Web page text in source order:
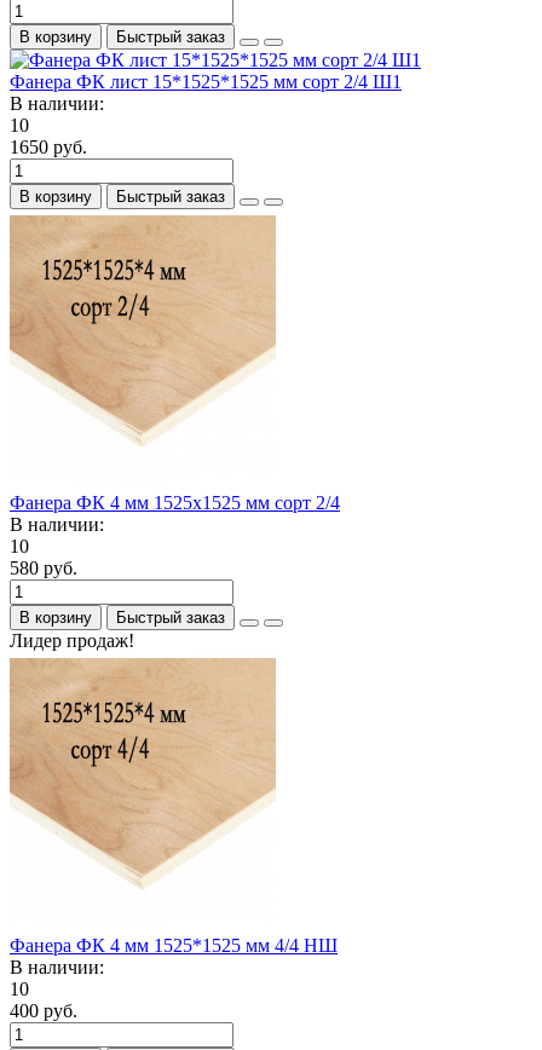
В корзину Быстрый заказ
Фанера ФК лист 15*1525*1525 мм сорт 2/4 Ш1
В наличии:
10
1650 руб.
В корзину Быстрый заказ
Фанера ФК 4 мм 1525х1525 мм сорт 2/4
В наличии:
10
580 руб.
В корзину Быстрый заказ
Лидер продаж!
Фанера ФК 4 мм 1525*1525 мм 4/4 НШ
В наличии:
10
400 руб.